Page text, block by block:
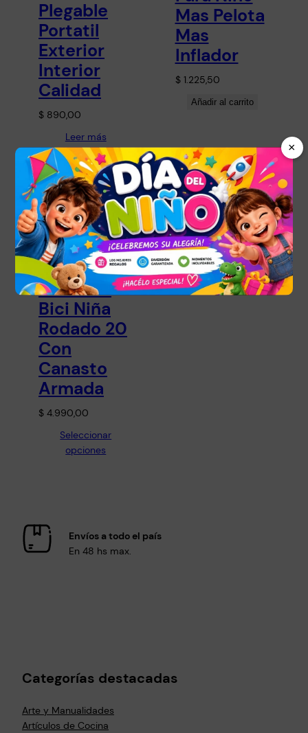
×
Plegable
Portatil
Exterior
Interior
Calidad
$ 890,00
Leer más
Mas Pelota
Mas
Inflador
$1.225,50
Añadir al carrito
JUGUETES PARA
NIÑOS Y NIÑAS,
TODOS LOS
ARTÍCULOS
Bicicleta
Bici Niña
Rodado 20
Con
Canasto
Armada
$ 4.990,00
Seleccionar
opciones
Envíos a todo el país
En 48 hs max.
Categorías destacadas
Arte y Manualidades
Artículos de Cocina